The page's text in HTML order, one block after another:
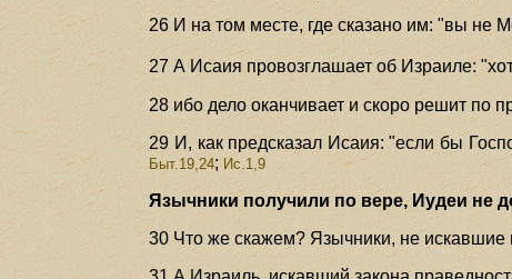
26 И на том месте, где сказано им: "вы не
27 А Исаия провозглашает об Израиле:
28 ибо дело оканчивает и скоро решит по
29 И, как предсказал Исаия: "если бы
Быт.19,24;Ис.1,9
Язычники получили по вере, Иудеи не
30 Что же скажем? Язычники, не искавшие